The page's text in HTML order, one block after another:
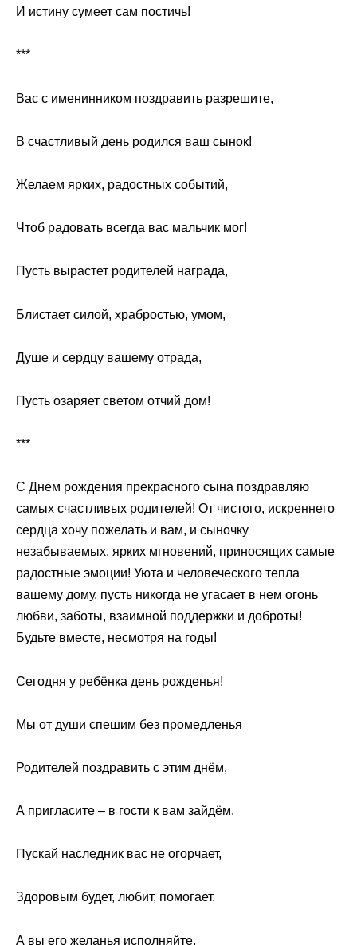
И истину сумеет сам постичь!
***
Вас с именинником поздравить разрешите,
В счастливый день родился ваш сынок!
Желаем ярких, радостных событий,
Чтоб радовать всегда вас мальчик мог!
Пусть вырастет родителей награда,
Блистает силой, храбростью, умом,
Душе и сердцу вашему отрада,
Пусть озаряет светом отчий дом!
***
С Днем рождения прекрасного сына поздравляю
самых счастливых родителей! От чистого, искреннего
сердца хочу пожелать и вам, и сыночку
незабываемых, ярких мгновений, приносящих самые
радостные эмоции! Уюта и человеческого тепла
вашему дому, пусть никогда не угасает в нем огонь
любви, заботы, взаимной поддержки и доброты!
Будьте вместе, несмотря на годы!
Сегодня у ребёнка день рожденья!
Мы от души спешим без промедленья
Родителей поздравить с этим днём,
А пригласите – в гости к вам зайдём.
Пускай наследник вас не огорчает,
Здоровым будет, любит, помогает.
А вы его желанья исполняйте,